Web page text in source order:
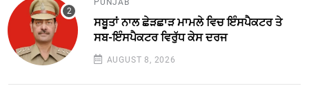
PUNJAB
ਸਬੂਤਾਂ ਨਾਲ ਛੇੜਛਾੜ ਮਾਮਲੇ ਵਿਚ ਇੰਸਪੈਕਟਰ ਤੇ
ਸਬ-ਇੰਸਪੈਕਟਰ ਵਿਰੁੱਧ ਕੇਸ ਦਰਜ
AUGUST 8, 2026